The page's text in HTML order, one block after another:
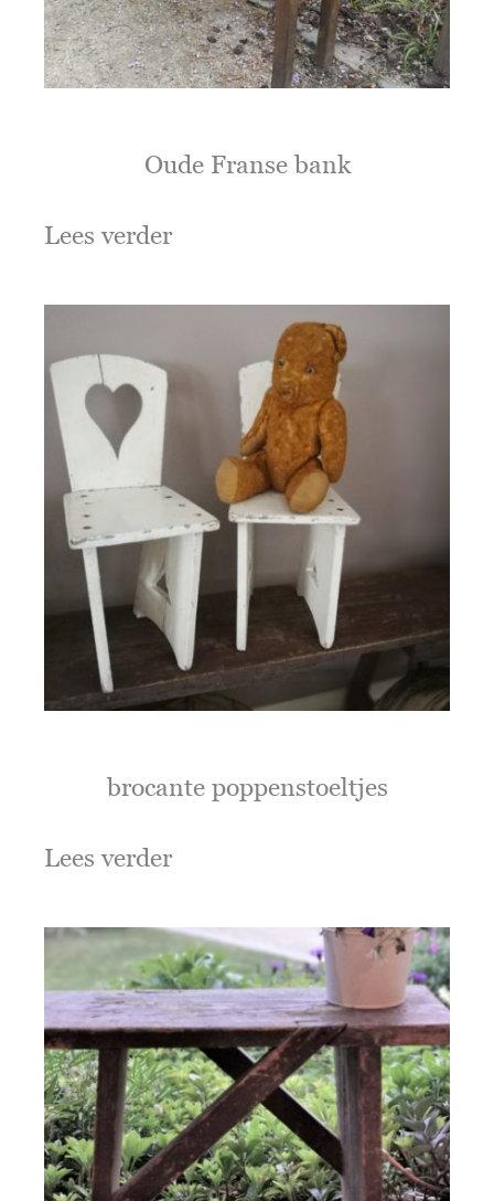
Oude Franse bank
Lees verder
brocante poppenstoeltjes
Lees verder